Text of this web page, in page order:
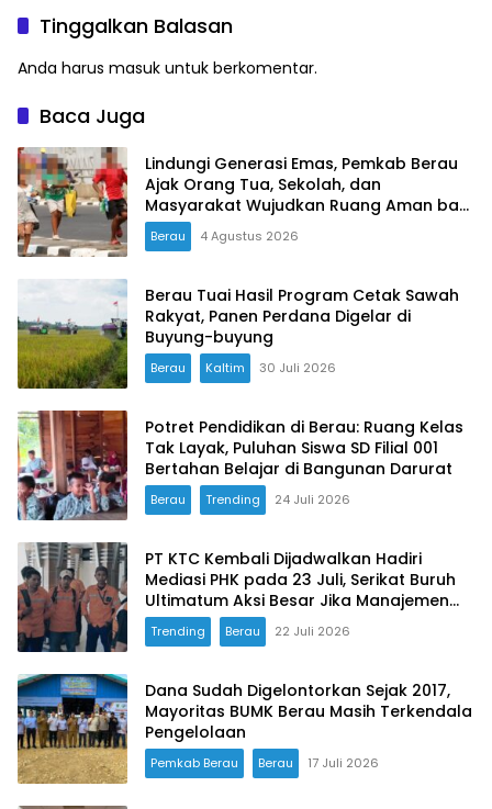
Tinggalkan Balasan
Anda harus masuk untuk berkomentar.
Baca Juga
Lindungi Generasi Emas, Pemkab Berau
Ajak Orang Tua, Sekolah, dan
Masyarakat Wujudkan Ruang Aman bagi
Anak
Berau 4 Agustus 2026
Berau Tuai Hasil Program Cetak Sawah
Rakyat, Panen Perdana Digelar di
Buyung-buyung
Berau Kaltim 30 Juli 2026
Potret Pendidikan di Berau: Ruang Kelas
Tak Layak, Puluhan Siswa SD Filial 001
Bertahan Belajar di Bangunan Darurat
Berau Trending 24 Juli 2026
PT KTC Kembali Dijadwalkan Hadiri
Mediasi PHK pada 23 Juli, Serikat Buruh
Ultimatum Aksi Besar Jika Manajemen
Mangkir Lagi
Trending Berau 22 Juli 2026
Dana Sudah Digelontorkan Sejak 2017,
Mayoritas BUMK Berau Masih Terkendala
Pengelolaan
Pemkab Berau Berau 17 Juli 2026